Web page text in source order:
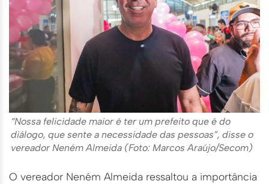
“Nossa felicidade maior é ter um prefeito que é do
diálogo, que sente a necessidade das pessoas”, disse o
vereador Neném Almeida (Foto: Marcos Araújo/Secom)
O vereador Neném Almeida ressaltou a importância